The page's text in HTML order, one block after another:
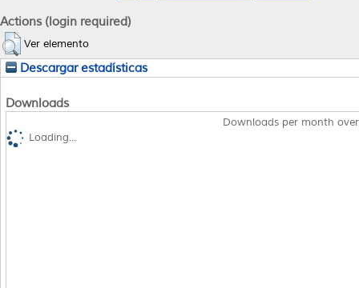
Actions (login required)
Ver elemento
Descargar estadísticas
Downloads
Downloads per month
Loading...